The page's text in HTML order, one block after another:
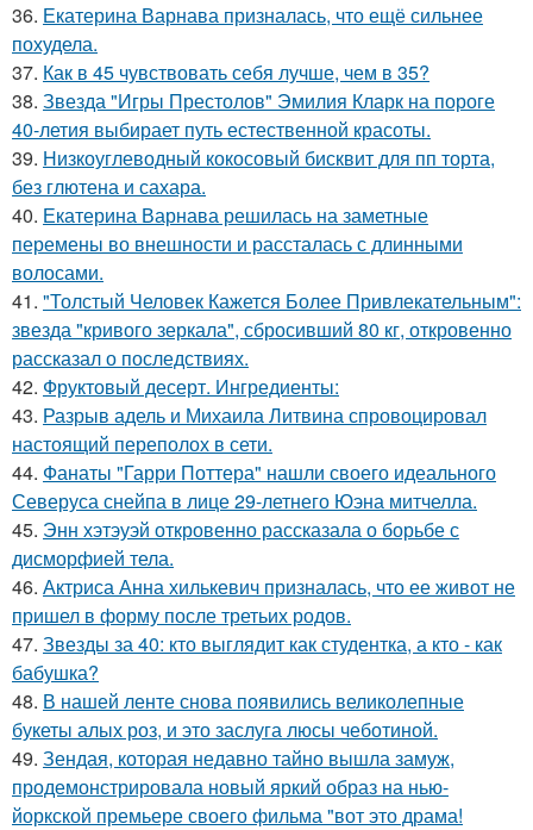
36. Екатерина Варнава призналась, что ещё сильнее
похудела.
37. Как в 45 чувствовать себя лучше, чем в 35?
38. Звезда "Игры Престолов" Эмилия Кларк на пороге
40-летия выбирает путь естественной красоты.
39. Низкоуглеводный кокосовый бисквит для пп торта,
без глютена и сахара.
40. Екатерина Варнава решилась на заметные
перемены во внешности и рассталась с длинными
волосами.
41. "Толстый Человек Кажется Более Привлекательным":
звезда "кривого зеркала", сбросивший 80 кг, откровенно
рассказал о последствиях.
42. Фруктовый десерт. Ингредиенты:
43. Разрыв адель и Михаила Литвина спровоцировал
настоящий переполох в сети.
44. Фанаты "Гарри Поттера" нашли своего идеального
Северуса снейпа в лице 29-летнего Юэна митчелла.
45. Энн хэтэуэй откровенно рассказала о борьбе с
дисморфией тела.
46. Актриса Анна хилькевич призналась, что ее живот не
пришел в форму после третьих родов.
47. Звезды за 40: кто выглядит как студентка, а кто - как
бабушка?
48. В нашей ленте снова появились великолепные
букеты алых роз, и это заслуга люсы чеботиной.
49. Зендая, которая недавно тайно вышла замуж,
продемонстрировала новый яркий образ на нью-
йоркской премьере своего фильма "вот это драма!